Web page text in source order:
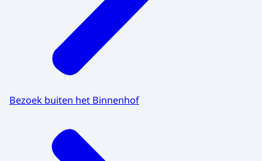
Bezoek buiten het Binnenhof